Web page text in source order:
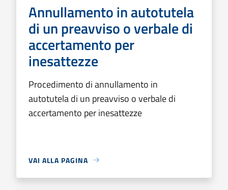
Annullamento in autotutela
di un preavviso o verbale di
accertamento per
inesattezze
Procedimento di annullamento in
autotutela di un preavviso o verbale di
accertamento per inesattezze
VAI ALLA PAGINA